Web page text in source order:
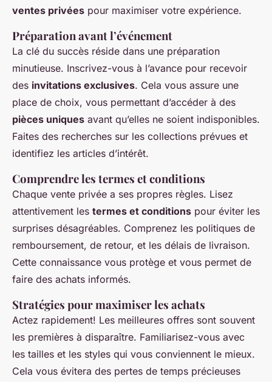
ventes privées pour maximiser votre expérience.
Préparation avant l’événement
La clé du succès réside dans une préparation
minutieuse. Inscrivez-vous à l’avance pour recevoir
des invitations exclusives. Cela vous assure une
place de choix, vous permettant d’accéder à des
pièces uniques avant qu’elles ne soient indisponibles.
Faites des recherches sur les collections prévues et
identifiez les articles d’intérêt.
Comprendre les termes et conditions
Chaque vente privée a ses propres règles. Lisez
attentivement les termes et conditions pour éviter les
surprises désagréables. Comprenez les politiques de
remboursement, de retour, et les délais de livraison.
Cette connaissance vous protège et vous permet de
faire des achats informés.
Stratégies pour maximiser les achats
Actez rapidement! Les meilleures offres sont souvent
les premières à disparaître. Familiarisez-vous avec
les tailles et les styles qui vous conviennent le mieux.
Cela vous évitera des pertes de temps précieuses